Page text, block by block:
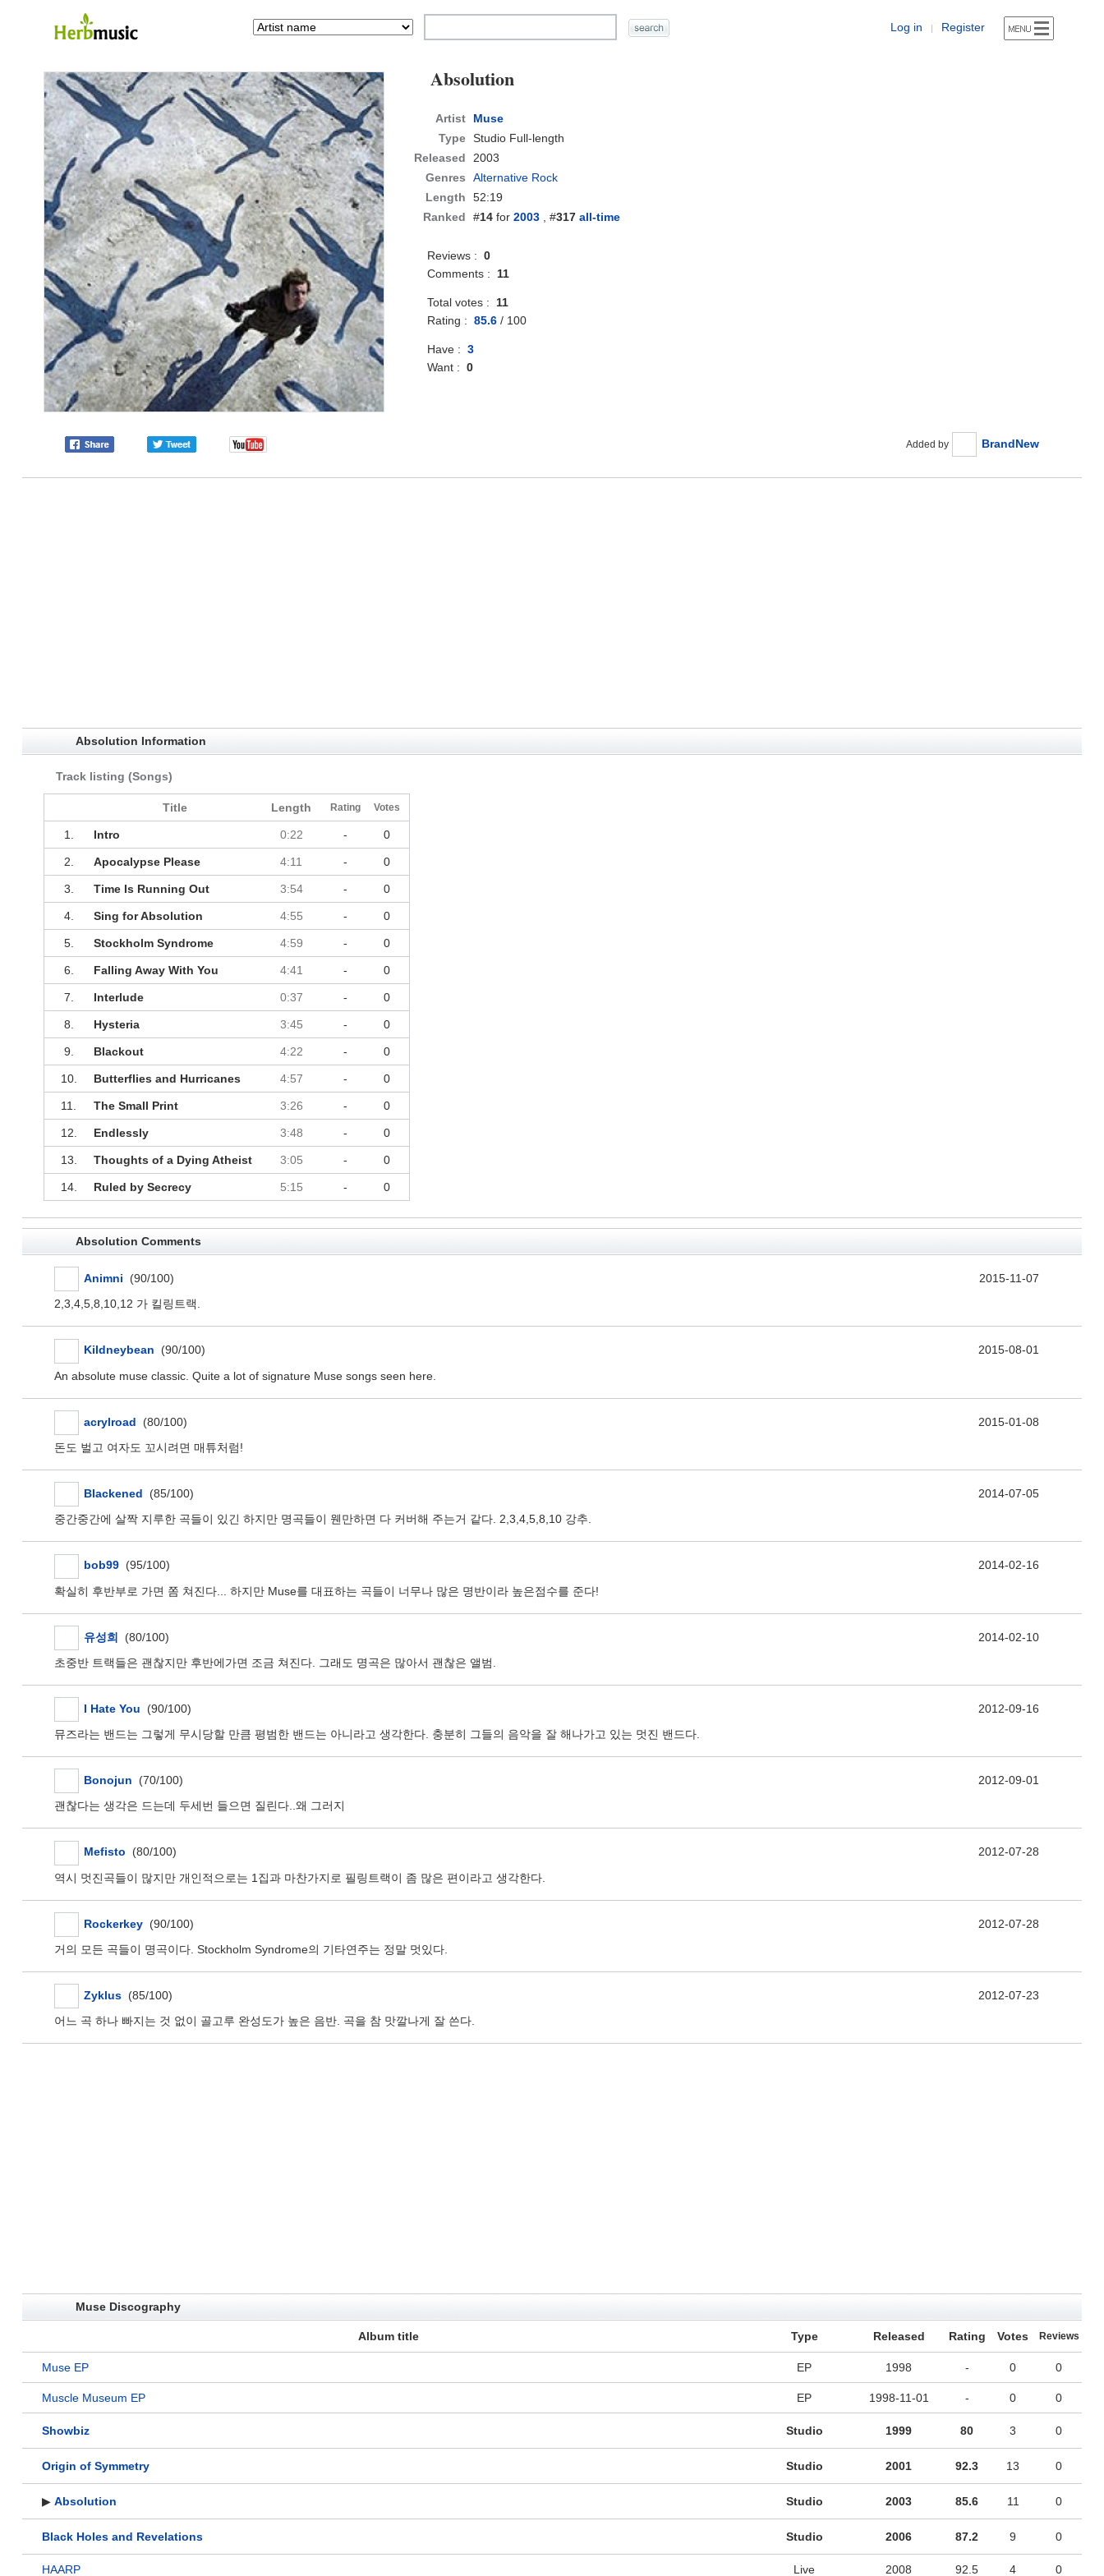
Log in | Register
Absolution
Artist
Muse
Type Studio Full-length
Released
2003
Genres
Alternative Rock
Length
52:19
Ranked
#14 for2003 , #317 all-time
Reviews :0
Comments :11
Total votes :11
Rating :85.6 / 100
Have :3
Want :0
Added by BrandNew
Absolution Information
Track listing (Songs)
Title Length Rating Votes
1. Intro 0:22 - 0
2. Apocalypse Please 4:11 - 0
3. Time Is Running Out 3:54 - 0
4. Sing for Absolution 4:55 - 0
5. Stockholm Syndrome 4:59 - 0
6. Falling Away With You 4:41 - 0
7. Interlude 0:37 - 0
8. Hysteria 3:45 - 0
9. Blackout 4:22 - 0
10. Butterflies and Hurricanes 4:57 - 0
11. The Small Print 3:26 - 0
12. Endlessly 3:48 - 0
13. Thoughts of a Dying Atheist 3:05 - 0
14. Ruled by Secrecy 5:15 - 0
Absolution Comments
Animni (90/100)
2015-11-07
2,3,4,5,8,10,12 가 킬링트랙.
Kildneybean (90/100)
2015-08-01
An absolute muse classic. Quite a lot of signature Muse songs seen here.
acrylroad (80/100)
2015-01-08
돈도 벌고 여자도 꼬시려면 매튜처럼!
Blackened (85/100)
2014-07-05
중간중간에 살짝 지루한 곡들이 있긴 하지만 명곡들이 웬만하면 다 커버해 주는거 같다. 2,3,4,5,8,10 강추.
bob99(95/100)
2014-02-16
확실히 후반부로 가면 쫌 쳐진다... 하지만 Muse를 대표하는 곡들이 너무나 많은 명반이라 높은점수를 준다!
유성희 (80/100)
2014-02-10
초중반 트랙들은 괜찮지만 후반에가면 조금 쳐진다. 그래도 명곡은 많아서 괜찮은 앨범.
I Hate You (90/100)
2012-09-16
뮤즈라는 밴드는 그렇게 무시당할 만큼 평범한 밴드는 아니라고 생각한다. 충분히 그들의 음악을 잘 해나가고 있는 멋진 밴드다.
Bonojun (70/100)
2012-09-01
괜찮다는 생각은 드는데 두세번 들으면 질린다..왜 그러지
Mefisto (80/100)
2012-07-28
역시 멋진곡들이 많지만 개인적으로는 1집과 마찬가지로 필링트랙이 좀 많은 편이라고 생각한다.
Rockerkey(90/100)
2012-07-28
거의 모든 곡들이 명곡이다. Stockholm Syndrome의 기타연주는 정말 멋있다.
Zyklus(85/100)
2012-07-23
어느 곡 하나 빠지는 것 없이 골고루 완성도가 높은 음반. 곡을 참 맛깔나게 잘 쓴다.
Muse Discography
Album title Type Released Rating Votes Reviews
Muse EP EP 1998 - 0 0
Muscle Museum EP EP 1998-11-01 - 0 0
Showbiz Studio 1999 80 3 0
Origin of Symmetry Studio 2001 92.3 13 0
▶ Absolution Studio 2003 85.6 11 0
Black Holes and Revelations Studio 2006 87.2 9 0
HAARP Live 2008 92.5 4 0